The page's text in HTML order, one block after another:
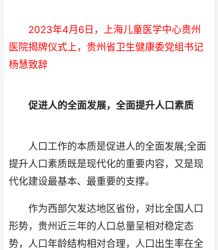
2023年4月6日，上海儿童医学中心贵州
医院揭牌仪式上，贵州省卫生健康委党组书记
杨慧致辞
促进人的全面发展，全面提升人口素质
人口工作的本质是促进人的全面发展;全面
提升人口素质既是现代化的重要内容，又是现
代化建设最基本、最重要的支撑。
作为西部欠发达地区省份，对比全国人口
形势，贵州近三年的人口总量呈相对稳定态
势，人口年龄结构相对合理，人口出生率在全